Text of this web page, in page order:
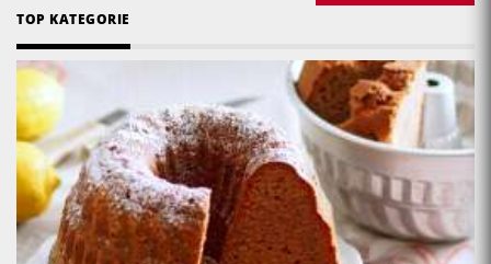
TOP KATEGORIE